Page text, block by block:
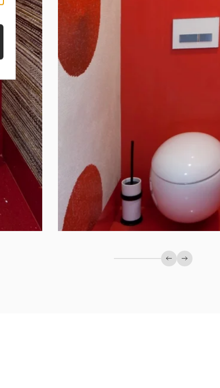
Previous slide
Next slide